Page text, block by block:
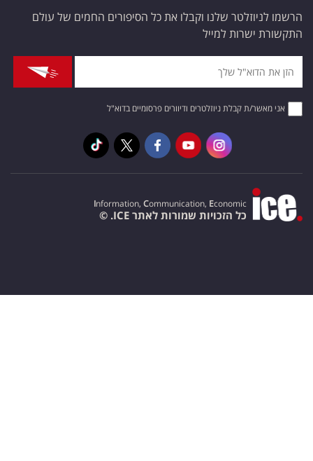
הרשמו לניוזלטר שלנו וקבלו את כל הסיפורים החמים של עולם
התקשורת ישרות למייל
אני מאשר/ת קבלת ניוזלטרים ודיוורים פרסומיים בדוא"ל
Information, Communication, Economic
כל הזכויות שמורות לאתר ICE. ©